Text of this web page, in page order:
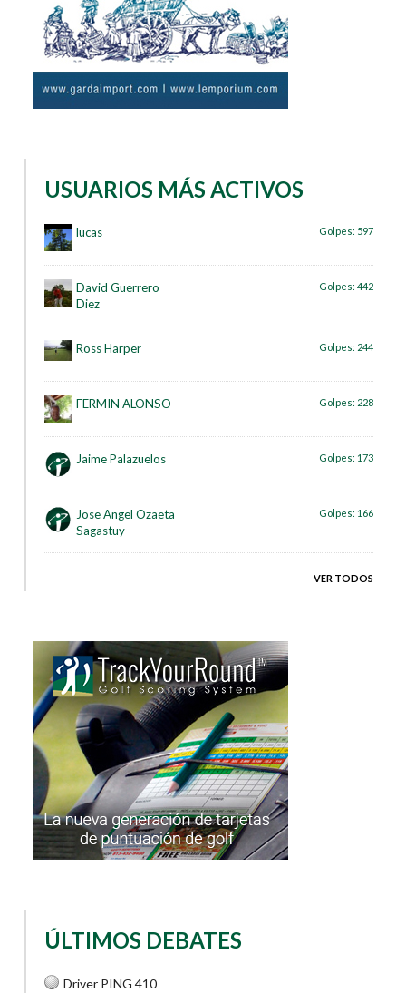
USUARIOS MÁS ACTIVOS
lucas Golpes: 597
David Guerrero
Diez
Golpes: 442
Ross Harper Golpes: 244
FERMIN ALONSO Golpes: 228
Jaime Palazuelos Golpes: 173
Jose Angel Ozaeta
Sagastuy
Golpes: 166
VER TODOS
ÚLTIMOS DEBATES
Driver PING 410